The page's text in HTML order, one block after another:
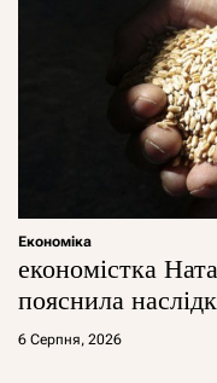
Економіка
економістка
пояснила
6 Серпня, 2026